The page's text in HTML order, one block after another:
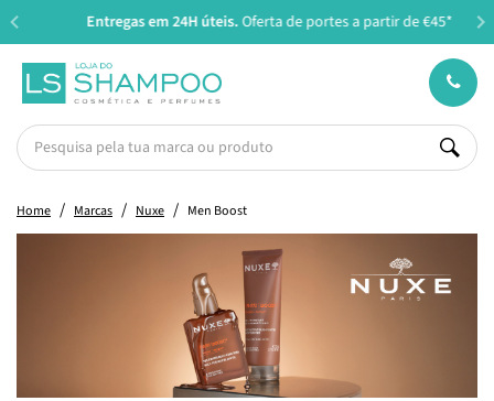
Entregas em 24H úteis.Oferta de portes a partir de €45*
Home Marcas Nuxe Men Boost